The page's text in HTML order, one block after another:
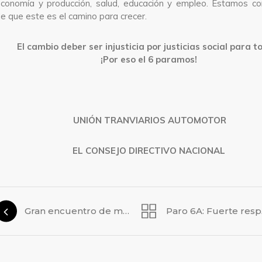
y producción, salud, educación y empleo. Estamos
que este es el camino para crecer.
El cambio deber ser injusticia por justicias social para
¡Por eso el 6 paramos!
UNIÓN TRANVIARIOS AUTOMOTOR
EL CONSEJO DIRECTIVO NACIONAL
Gran encuentro de mujeres